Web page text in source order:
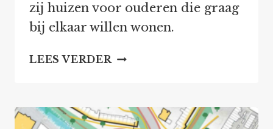
zij huizen voor ouderen die graag
bij elkaar willen wonen.
LEES VERDER LEUK